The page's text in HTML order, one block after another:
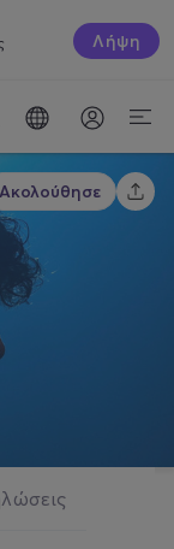
Λήψη
Ακολούθησε